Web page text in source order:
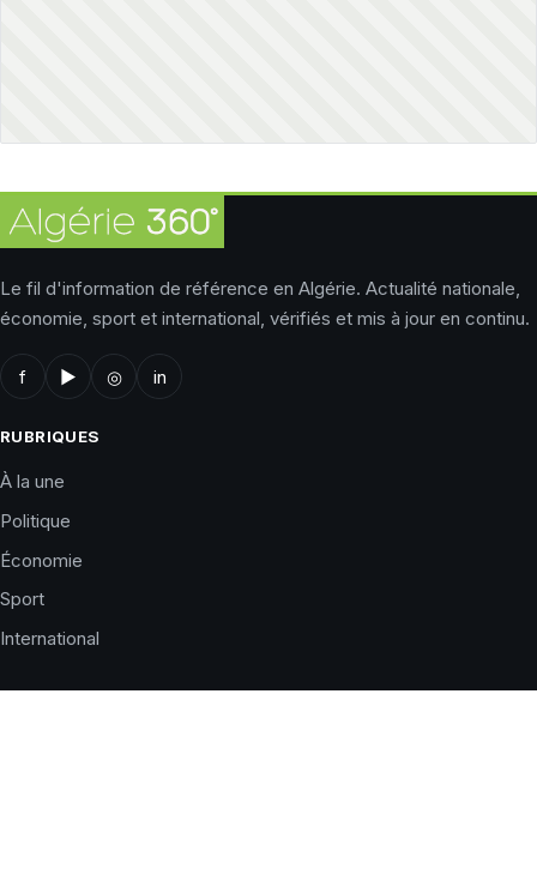
Le fil d'information de référence en Algérie. Actualité nationale,
économie, sport et international, vérifiés et mis à jour en continu.
f ▶ ◎ in
RUBRIQUES
À la une
Politique
Économie
Sport
International
LE JOURNAL